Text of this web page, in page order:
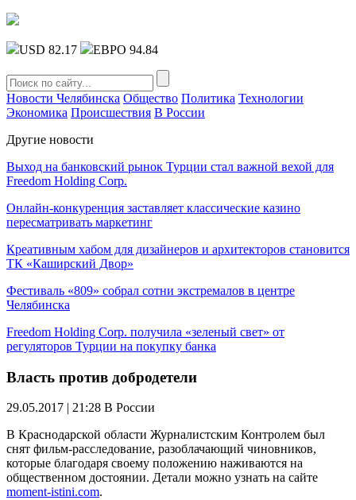
USD 82.17 ЕВРО 94.84
Новости Челябинска Общество Политика Технологии
Экономика Происшествия В России
Другие новости
Выход на банковский рынок Турции стал важной вехой для
Freedom Holding Corp.
Онлайн-конкуренция заставляет классические казино
пересматривать маркетинг
Креативным хабом для дизайнеров и архитекторов становится
ТК «Каширский Двор»
Фестиваль «809» собрал сотни экстремалов в центре
Челябинска
Freedom Holding Corp. получила «зеленый свет» от
регуляторов Турции на покупку банка
Власть против добродетели
29.05.2017 | 21:28 В России
В Краснодарской области Журналистским Контролем был
снят фильм-расследование, разоблачающий чиновников,
которые благодаря своему положению наживаются на
общественном достоянии. Детали можно узнать на сайте
moment-istini.com.